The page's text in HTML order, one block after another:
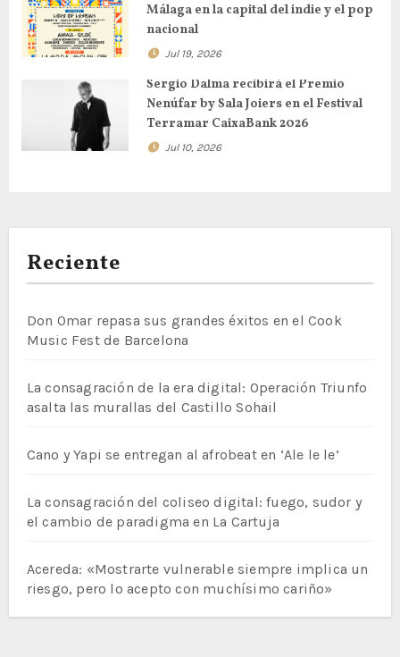
Málaga en la capital del indie y el pop
nacional
Jul 19, 2026
Sergio Dalma recibirá el Premio
Nenúfar by Sala Joiers en el Festival
Terramar CaixaBank 2026
Jul 10, 2026
Reciente
Don Omar repasa sus grandes éxitos en el Cook
Music Fest de Barcelona
La consagración de la era digital: Operación Triunfo
asalta las murallas del Castillo Sohail
Cano y Yapi se entregan al afrobeat en ‘Ale le le’
La consagración del coliseo digital: fuego, sudor y
el cambio de paradigma en La Cartuja
Acereda: «Mostrarte vulnerable siempre implica un
riesgo, pero lo acepto con muchísimo cariño»